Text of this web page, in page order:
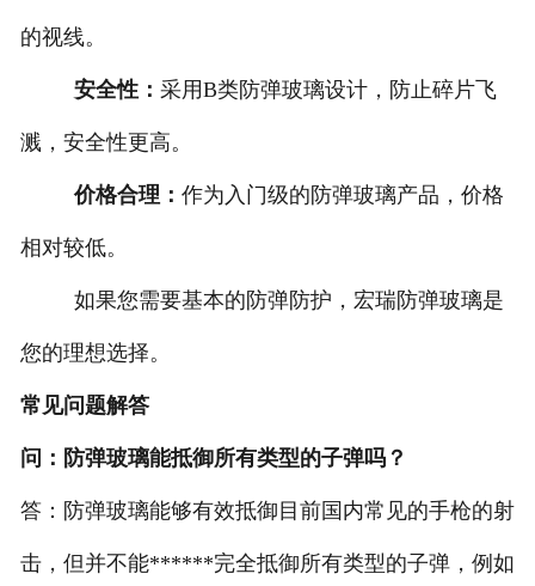
的视线。
安全性： 采用B类防弹玻璃设计，防止碎片飞
溅，安全性更高。
价格合理： 作为入门级的防弹玻璃产品，价格
相对较低。
如果您需要基本的防弹防护，宏瑞防弹玻璃是
您的理想选择。
常见问题解答
问：防弹玻璃能抵御所有类型的子弹吗？
答：防弹玻璃能够有效抵御目前国内常见的手枪的射
击，但并不能******完全抵御所有类型的子弹，例如